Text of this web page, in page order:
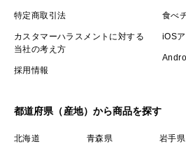
特定商取引法
カスタマーハラスメントに対する
当社の考え方
採用情報
食べ
iOSア
都道府県（産地）から商品を探す
北海道 青森県 岩手県